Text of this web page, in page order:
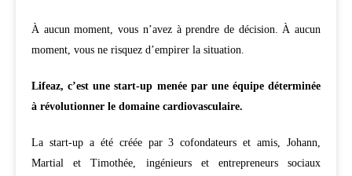
À aucun moment, vous n’avez à prendre de décision. À aucun
moment, vous ne risquez d’empirer la situation.
Lifeaz, c’est une start-up menée par une équipe déterminée
à révolutionner le domaine cardiovasculaire.
La start-up a été créée par 3 cofondateurs et amis, Johann,
Martial et Timothée, ingénieurs et entrepreneurs sociaux